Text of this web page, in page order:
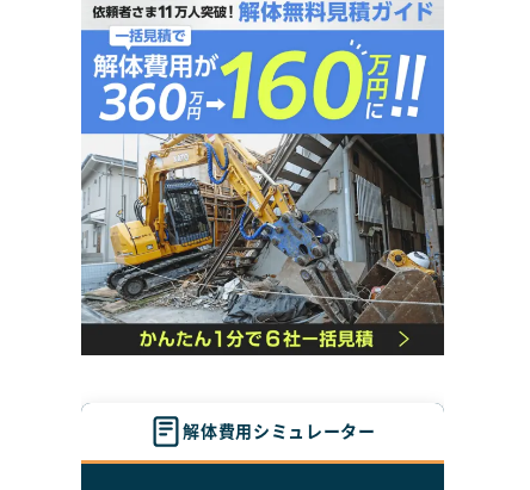
解体費用シミュレーター